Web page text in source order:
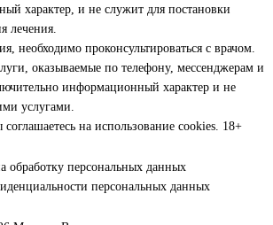
характер, и не служит для постановки
лечения.
необходимо проконсультироваться с врачом.
оказываемые по телефону, мессенджерам и
информационный характер и не
услугами.
соглашаетесь на использование cookies. 18+
обработку персональных данных
персональных данных